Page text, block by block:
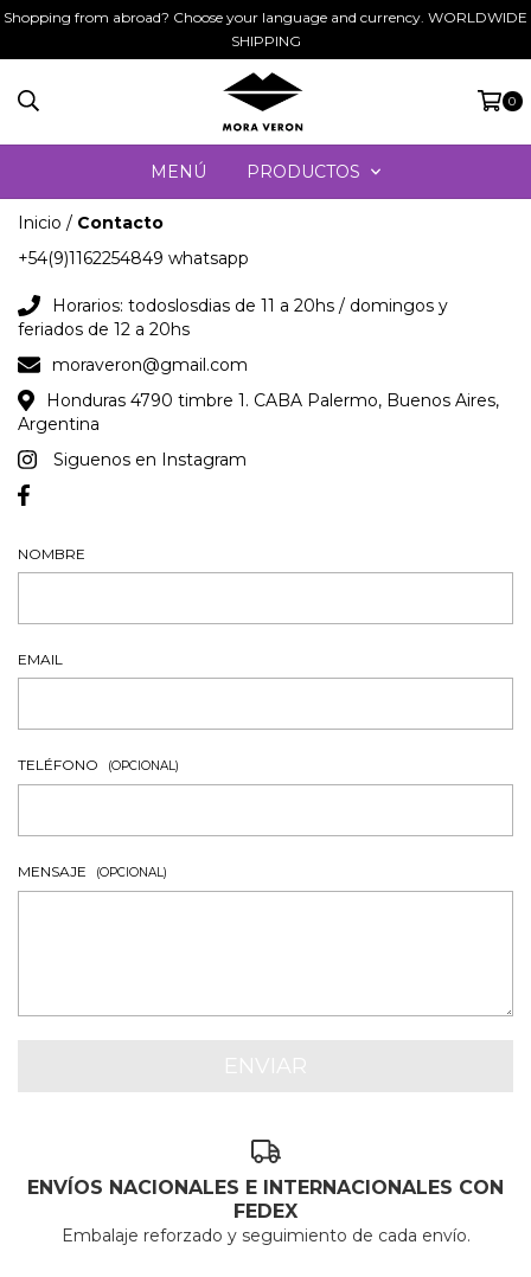
Shopping from abroad? Choose your language and currency. WORLDWIDE
SHIPPING
0
MENÚ PRODUCTOS
Inicio / Contacto
+54(9)1162254849 whatsapp
Horarios: todoslosdias de 11 a 20hs / domingos y
feriados de 12 a 20hs
moraveron@gmail.com
Honduras 4790 timbre 1. CABA Palermo, Buenos Aires,
Argentina
Siguenos en Instagram
NOMBRE
EMAIL
TELÉFONO (OPCIONAL)
MENSAJE (OPCIONAL)
ENVÍOS NACIONALES E INTERNACIONALES CON
FEDEX
Embalaje reforzado y seguimiento de cada envío.